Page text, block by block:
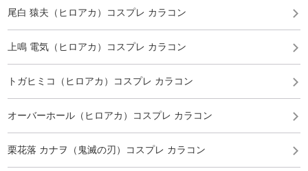
尾白 猿夫（ヒロアカ）コスプレ カラコン
上鳴 電気（ヒロアカ）コスプレ カラコン
トガヒミコ（ヒロアカ）コスプレ カラコン
オーバーホール（ヒロアカ）コスプレ カラコン
栗花落 カナヲ（鬼滅の刃）コスプレ カラコン